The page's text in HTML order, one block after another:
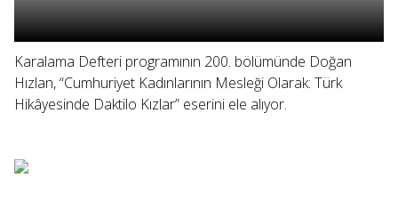
Karalama Defteri programının 200. bölümünde Doğan
Hızlan, “Cumhuriyet Kadınlarının Mesleği Olarak: Türk
Hikâyesinde Daktilo Kızlar” eserini ele alıyor.